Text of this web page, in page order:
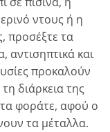
ντους ή η
προσέξτε τα
και
προκαλούν
διάρκεια της
φοράτε, αφού ο
τα μέταλλα.